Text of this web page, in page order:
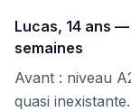
Lucas, 14 ans
semaines
Avant : niveau
quasi inexistante.